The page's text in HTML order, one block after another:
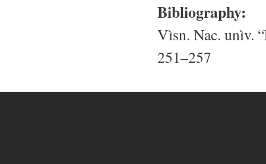
Bibliography:
Vìsn. Nac. unìv.
251–257